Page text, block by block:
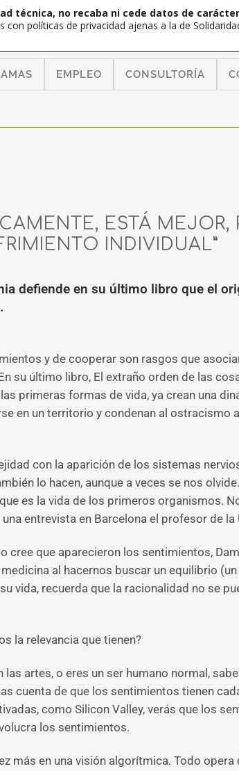
EMPLEO CONSULTORÍA
ESTÁ MEJOR,
INDIVIDUAL”
defiende en su último libro que el
y de cooperar son rasgos que
su último libro, El extraño orden de las
primeras formas de vida, ya crean una
en un territorio y condenan al ostracismo
con la aparición de los sistemas
lo hacen, aunque a veces se nos
es la vida de los primeros organismos.
entrevista en Barcelona el profesor de
cree que aparecieron los sentimientos,
al hacernos buscar un equilibrio
vida, recuerda que la racionalidad no se
la relevancia que tienen?
las artes, o eres un ser humano normal,
cuenta de que los sentimientos tienen
como Silicon Valley, verás que los
los sentimientos.
más en una visión algorítmica. Todo
técnica, no recaba ni cede datos de
políticas de privacidad ajenas a la de